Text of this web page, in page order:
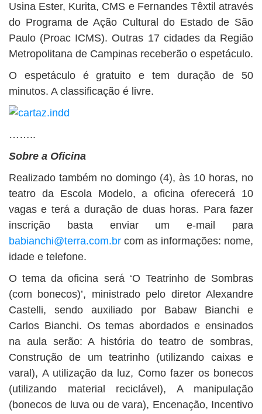
Usina Ester, Kurita, CMS e Fernandes Têxtil através
do Programa de Ação Cultural do Estado de São
Paulo (Proac ICMS). Outras 17 cidades da Região
Metropolitana de Campinas receberão o espetáculo.
O espetáculo é gratuito e tem duração de 50
minutos. A classificação é livre.
……..
Sobre a Oficina
Realizado também no domingo (4), às 10 horas, no
teatro da Escola Modelo, a oficina oferecerá 10
vagas e terá a duração de duas horas. Para fazer
inscrição basta enviar um e-mail para
babianchi@terra.com.br com as informações: nome,
idade e telefone.
O tema da oficina será ‘O Teatrinho de Sombras
(com bonecos)’, ministrado pelo diretor Alexandre
Castelli, sendo auxiliado por Babaw Bianchi e
Carlos Bianchi. Os temas abordados e ensinados
na aula serão: A história do teatro de sombras,
Construção de um teatrinho (utilizando caixas e
varal), A utilização da luz, Como fazer os bonecos
(utilizando material reciclável), A manipulação
(bonecos de luva ou de vara), Encenação, Incentivo